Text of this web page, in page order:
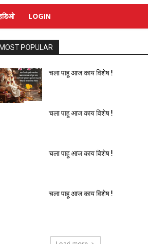
LOGIN
MOST POPULAR
चला पाहू आज काय विशेष !
चला पाहू आज काय विशेष !
चला पाहू आज काय विशेष !
चला पाहू आज काय विशेष !